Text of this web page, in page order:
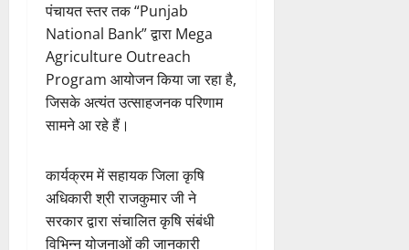
पंचायत स्तर तक “Punjab
National Bank” द्वारा Mega
Agriculture Outreach
Program आयोजन किया जा रहा है,
जिसके अत्यंत उत्साहजनक परिणाम
सामने आ रहे हैं।
कार्यक्रम में सहायक जिला कृषि
अधिकारी श्री राजकुमार जी ने
सरकार द्वारा संचालित कृषि संबंधी
विभिन्न योजनाओं की जानकारी